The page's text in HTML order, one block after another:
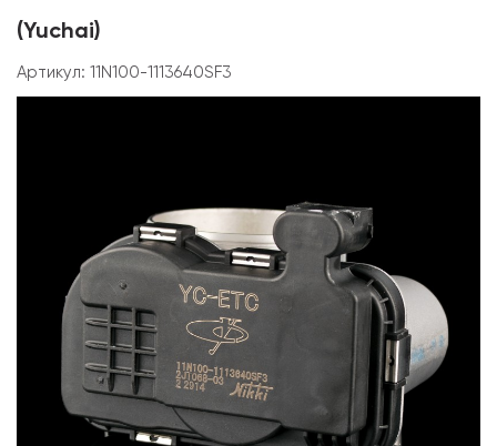
(Yuchai)
Артикул: 11N100-1113640SF3